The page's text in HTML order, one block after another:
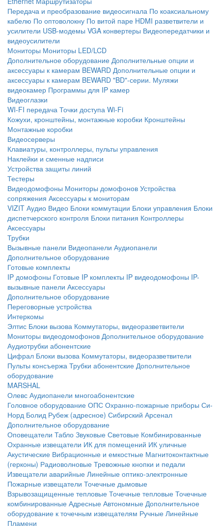
Передача и преобразование видеосигнала По коаксиальному
кабелю По оптоволокну По витой паре HDMI разветвители и
усилители USB-модемы VGA конвертеры Видеопередатчики и
видеоусилители
Мониторы Мониторы LED/LCD
Дополнительное оборудование Дополнительные опции и
аксессуары к камерам BEWARD Дополнительные опции и
аксессуары к камерам BEWARD "BD"-серии. Муляжи
видеокамер Программы для IP камер
Видеоглазки
WI-FI передача Точки доступа Wi-Fi
Кожухи, кронштейны, монтажные коробки Кронштейны
Монтажные коробки
Видеосерверы
Клавиатуры, контроллеры, пульты управления
Наклейки и сменные надписи
Устройства защиты линий
Тестеры
Видеодомофоны Мониторы домофонов Устройства
сопряжения Аксессуары к мониторам
VIZIT Аудио Видео Блоки коммутации Блоки управления Блоки
диспетчерского контроля Блоки питания Контроллеры
Аксессуары
Трубки
Вызывные панели Видеопанели Аудиопанели
Дополнительное оборудование
Готовые комплекты
IP домофоны Готовые IP комплекты IP видеодомофоны IP-
вызывные панели Аксессуары
Дополнительное оборудование
Переговорные устройства
Интеркомы
Элтис Блоки вызова Коммутаторы, видеоразветвители
Мониторы видеодомофонов Дополнительное оборудование
Аудиотрубки абонентские
Цифрал Блоки вызова Коммутаторы, видеоразветвители
Пульты консъержа Трубки абонентские Дополнительное
оборудование
MARSHAL
Олевс Аудиопанели многоабонентские
Головное оборудование ОПС Охранно-пожарные приборы Си-
Норд Болид Рубеж (адресное) Сибирский Арсенал
Дополнительное оборудование
Оповещатели Табло Звуковые Световые Комбинированные
Охранные извещатели ИК для помещений ИК уличные
Акустические Вибрационные и емкостные Магнитоконтактные
(герконы) Радиоволновые Тревожные кнопки и педали
Извещатели аварийные Линейные оптико-электронные
Пожарные извещатели Точечные дымовые
Взрывозащищенные тепловые Точечные тепловые Точечные
комбинированные Адресные Автономные Дополнительное
оборудование к точечным извещателям Ручные Линейные
Пламени